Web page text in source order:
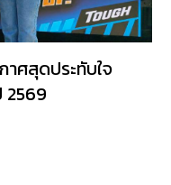
าศสุดประทับใจ
2569